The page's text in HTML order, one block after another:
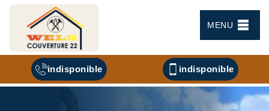
MENU
indisponible indisponible